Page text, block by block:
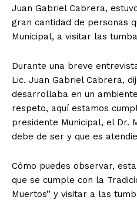
Juan Gabriel Cabrera,
gran cantidad de personas
Municipal, a visitar las
Durante una breve
Lic. Juan Gabriel Cabrera,
desarrollaba en un
respeto, aquí estamos
presidente Municipal, el Dr.
debe de ser y que es
Cómo puedes observar,
que se cumple con la
Muertos” y visitar a las